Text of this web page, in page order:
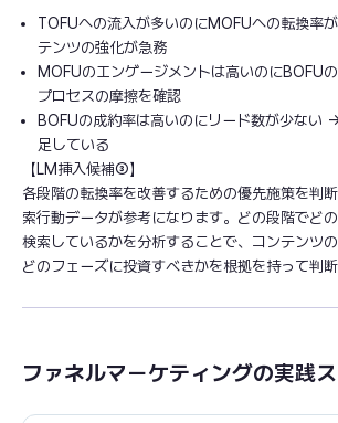
TOFUへの流入が多いのにMOFUへの転換率
テンツの強化が急務
MOFUのエンゲージメントは高いのにBOFU
プロセスの摩擦を確認
BOFUの成約率は高いのにリード数が少ない
足している
【LM挿入候補③】
各段階の転換率を改善するための優先施策を判
索行動データが参考になります。どの段階でど
検索しているかを分析することで、コンテンツの
どのフェーズに投資すべきかを根拠を持って判断
ファネルマーケティングの実践